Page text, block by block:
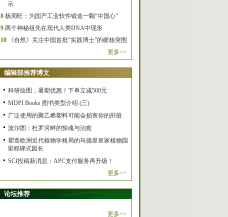
示
8 杨周旺：为国产工业软件锻造一颗“中国心”
9 两个神秘祖先在现代人类DNA中现形
10
《自然》关注中国首批“实践博士”的硬核突围
更多>>
编辑部推荐博文
科研绘图，暑期优惠！下单立减500元
MDPI Books 图书类型介绍 (三)
广泛使用的聚乙烯塑料可能会损害你的肝脏
波尔图：杜罗河畔的惊魂与治愈
塑造欧洲近代植物学格局的马德里皇家植物园
里程碑式园长
SCI投稿新消息：APC支付服务再升级！
更多>>
论坛推荐
更多>>